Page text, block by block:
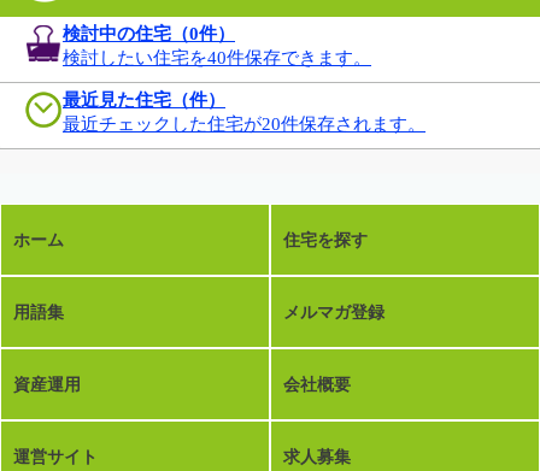
検討中の住宅（0件）
検討したい住宅を40件保存できます。
最近見た住宅（件）
最近チェックした住宅が20件保存されます。
ホーム 住宅を探す
用語集 メルマガ登録
資産運用 会社概要
運営サイト 求人募集